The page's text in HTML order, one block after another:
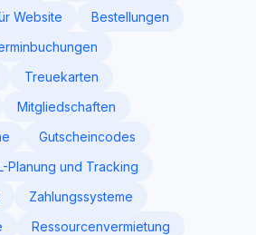
Website
Bestellungen
Treuekarten
Mitgliedschaften
Gutscheincodes
Planung und Tracking
Zahlungssysteme
Ressourcenvermietung